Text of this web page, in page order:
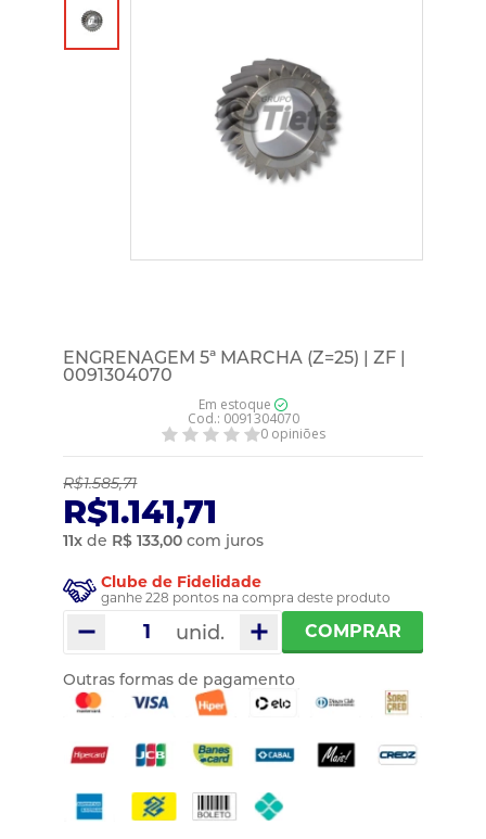
ENGRENAGEM 5ª MARCHA (Z=25) | ZF |
0091304070
Em estoque
Cod.: 0091304070
0 opiniões
R$1.585,71
R$1.141,71
11x de R$ 133,00 com juros
Clube de Fidelidade
ganhe 228 pontos na compra deste produto
unid. COMPRAR
Outras formas de pagamento